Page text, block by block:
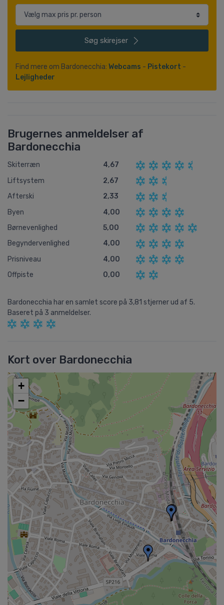
Søg skirejser
Find mere om Bardonecchia: Webcams - Pistekort -
Lejligheder
Brugernes anmeldelser af
Bardonecchia
Skiterræn
4,67
Liftsystem
2,67
Afterski
2,33
Byen
4,00
Børnevenlighed
5,00
Begyndervenlighed
4,00
Prisniveau
4,00
Offpiste
0,00
Bardonecchia har en samlet score på 3,81 stjerner ud af 5.
Baseret på 3 anmeldelser.
Kort over Bardonecchia
+
−